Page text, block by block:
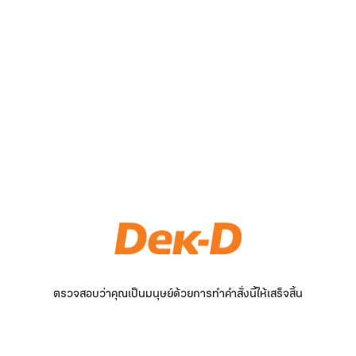
ตรวจสอบว่าคุณเป็นมนุษย์ด้วยการทำคำสั่งนี้ให้เสร็จสิ้น